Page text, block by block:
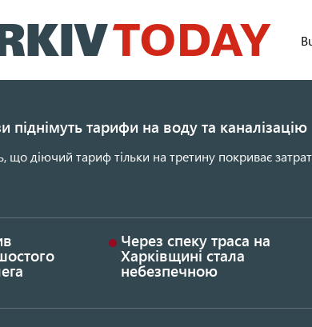
до
основного
піднімуть тарифи на воду та каналізацію
що діючий тариф тільки на третину покриває
Через спеку траса на
Харківщині стала
небезпечною